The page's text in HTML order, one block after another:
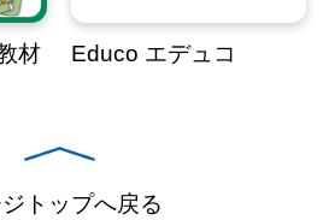
材
Educo エデュコ
トップへ戻る